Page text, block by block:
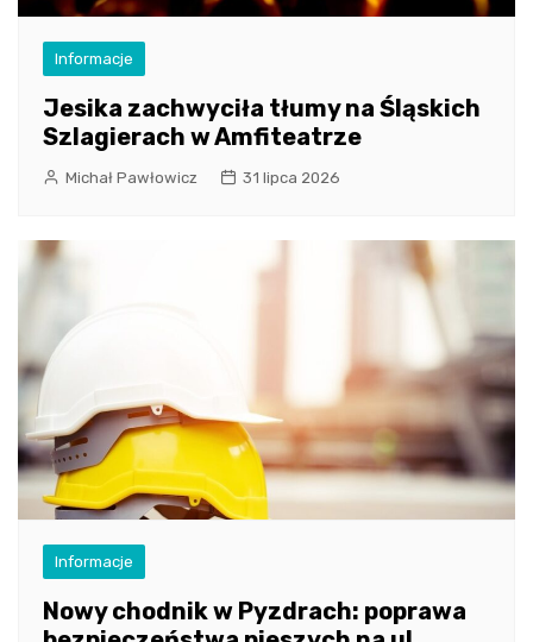
Informacje
Jesika zachwyciła tłumy na Śląskich
Szlagierach w Amfiteatrze
Michał Pawłowicz 31 lipca 2026
Informacje
Nowy chodnik w Pyzdrach: poprawa